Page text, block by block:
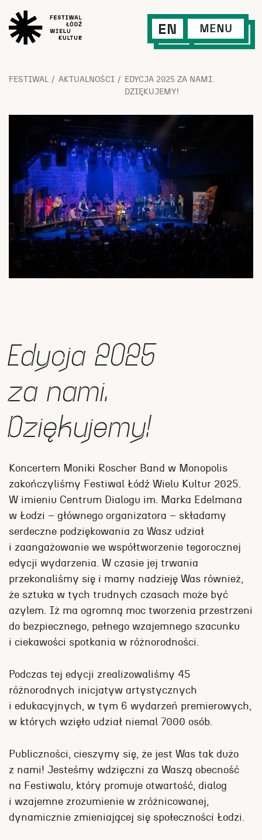
EN MENU
FESTIWAL AKTUALNOŚCI
EDYCJA 2025 ZA NAMI.
DZIĘKUJEMY!
Edycja 2025
za nami.
Dziękujemy!
Koncertem Moniki Roscher Band w Monopolis
zakończyliśmy Festiwal Łódź Wielu Kultur 2025.
W imieniu Centrum Dialogu im. Marka Edelmana
w Łodzi – głównego organizatora – składamy
serdeczne podziękowania za Wasz udział
i zaangażowanie we współtworzenie tegorocznej
edycji wydarzenia. W czasie jej trwania
przekonaliśmy się i mamy nadzieję Was również,
że sztuka w tych trudnych czasach może być
azylem. Iż ma ogromną moc tworzenia przestrzeni
do bezpiecznego, pełnego wzajemnego szacunku
i ciekawości spotkania w różnorodności.
Podczas tej edycji zrealizowaliśmy 45
różnorodnych inicjatyw artystycznych
i edukacyjnych, w tym 6 wydarzeń premierowych,
w których wzięło udział niemal 7000 osób.
Publiczności, cieszymy się, że jest Was tak dużo
z nami! Jesteśmy wdzięczni za Waszą obecność
na Festiwalu, który promuje otwartość, dialog
i wzajemne zrozumienie w zróżnicowanej,
dynamicznie zmieniającej się społeczności Łodzi.